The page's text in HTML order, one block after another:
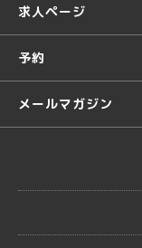
求人ページ
予約
メールマガジン